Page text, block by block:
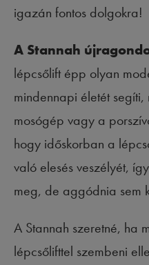
igazán fontos dolgokra!
A Stannah ú
lépcsőlift épp olyan
mindennapi életét
mosógép vagy a
hogy időskorban a
való elesés veszélyét,
meg, de aggódnia sem
A Stannah szeretné, ha
lépcsőlifttel szembeni